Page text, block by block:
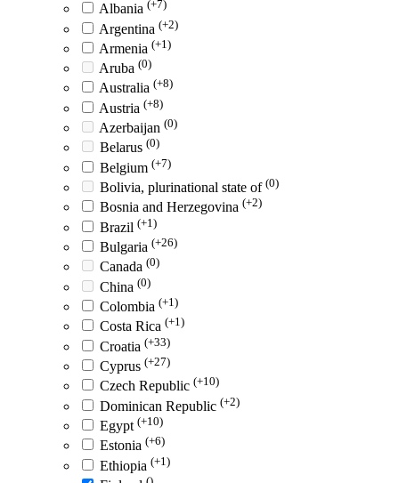
Albania (+7)
Argentina (+2)
Armenia (+1)
Aruba (0)
Australia (+8)
Austria (+8)
Azerbaijan (0)
Belarus (0)
Belgium (+7)
Bolivia, plurinational state of (0)
Bosnia and Herzegovina (+2)
Brazil (+1)
Bulgaria (+26)
Canada (0)
China (0)
Colombia (+1)
Costa Rica (+1)
Croatia (+33)
Cyprus (+27)
Czech Republic (+10)
Dominican Republic (+2)
Egypt (+10)
Estonia (+6)
Ethiopia (+1)